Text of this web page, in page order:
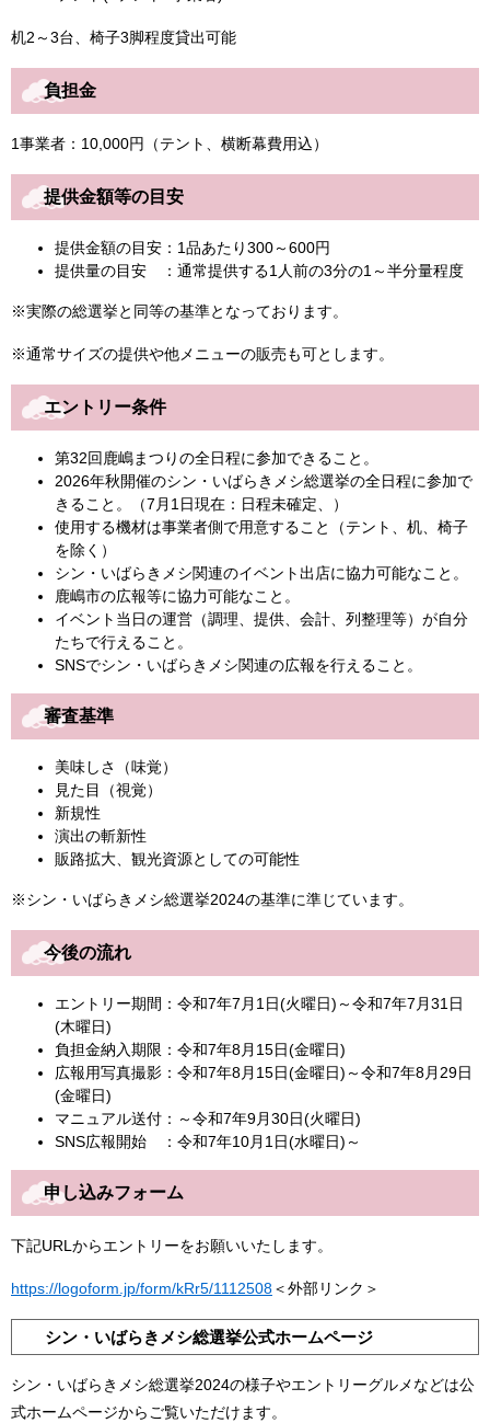
机2～3台、椅子3脚程度貸出可能
負担金
1事業者：10,000円（テント、横断幕費用込）
提供金額等の目安
提供金額の目安：1品あたり300～600円
提供量の目安 ：通常提供する1人前の3分の1～半分量程度
※実際の総選挙と同等の基準となっております。
※通常サイズの提供や他メニューの販売も可とします。
エントリー条件
第32回鹿嶋まつりの全日程に参加できること。
2026年秋開催のシン・いばらきメシ総選挙の全日程に参加で
きること。（7月1日現在：日程未確定、）
使用する機材は事業者側で用意すること（テント、机、椅子
を除く）
シン・いばらきメシ関連のイベント出店に協力可能なこと。
鹿嶋市の広報等に協力可能なこと。
イベント当日の運営（調理、提供、会計、列整理等）が自分
たちで行えること。
SNSでシン・いばらきメシ関連の広報を行えること。
審査基準
美味しさ（味覚）
見た目（視覚）
新規性
演出の斬新性
販路拡大、観光資源としての可能性
※シン・いばらきメシ総選挙2024の基準に準じています。
今後の流れ
エントリー期間：令和7年7月1日(火曜日)～令和7年7月31日
(木曜日)
負担金納入期限：令和7年8月15日(金曜日)
広報用写真撮影：令和7年8月15日(金曜日)～令和7年8月29日
(金曜日)
マニュアル送付：～令和7年9月30日(火曜日)
SNS広報開始 ：令和7年10月1日(水曜日)～
申し込みフォーム
下記URLからエントリーをお願いいたします。
https://logoform.jp/form/kRr5/1112508＜外部リンク＞
シン・いばらきメシ総選挙公式ホームページ
シン・いばらきメシ総選挙2024の様子やエントリーグルメなどは公
式ホームページからご覧いただけます。